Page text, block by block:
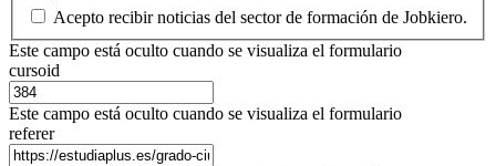
Acepto recibir noticias del sector de formación de Jobkiero.
Este campo está oculto cuando se visualiza el formulario
cursoid
Este campo está oculto cuando se visualiza el formulario
referer